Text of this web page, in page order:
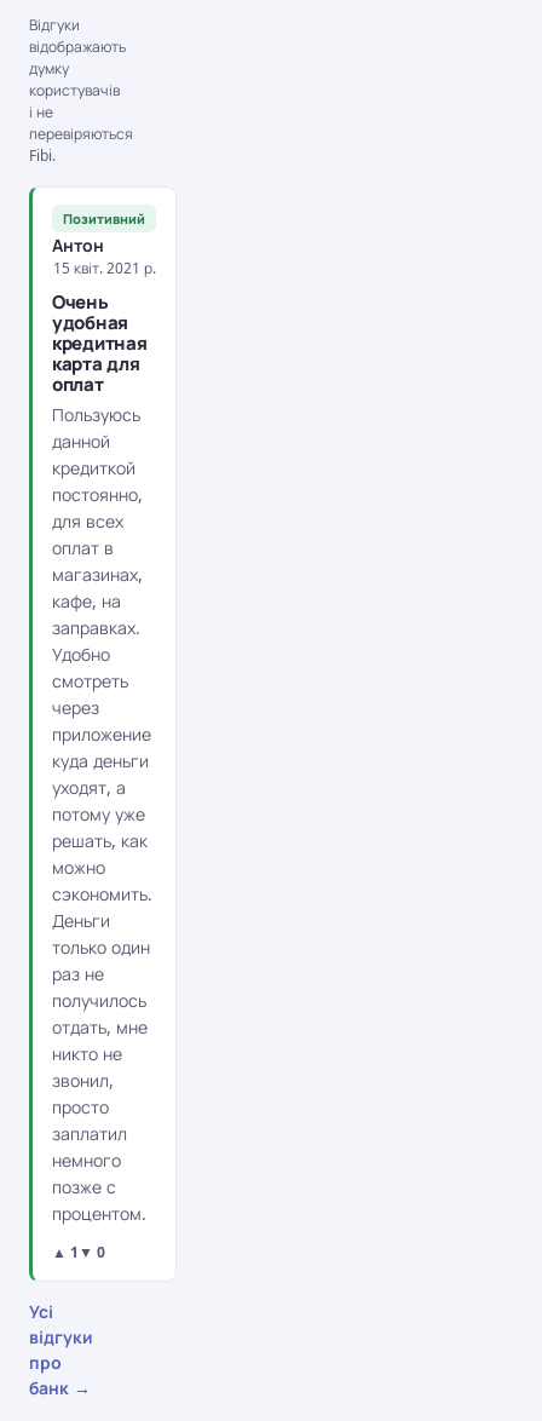
Відгуки
відображають
думку
користувачів
і не
перевіряються
Fibi.
Позитивний
Антон
15 квіт. 2021 р.
Очень
удобная
кредитная
карта для
оплат
Пользуюсь
данной
кредиткой
постоянно,
для всех
оплат в
магазинах,
кафе, на
заправках.
Удобно
смотреть
через
приложение
куда деньги
уходят, а
потому уже
решать, как
можно
сэкономить.
Деньги
только один
раз не
получилось
отдать, мне
никто не
звонил,
просто
заплатил
немного
позже с
процентом.
▲ 1 ▼ 0
Усі
відгуки
про
банк →